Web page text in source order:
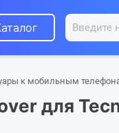
к мобильным
для